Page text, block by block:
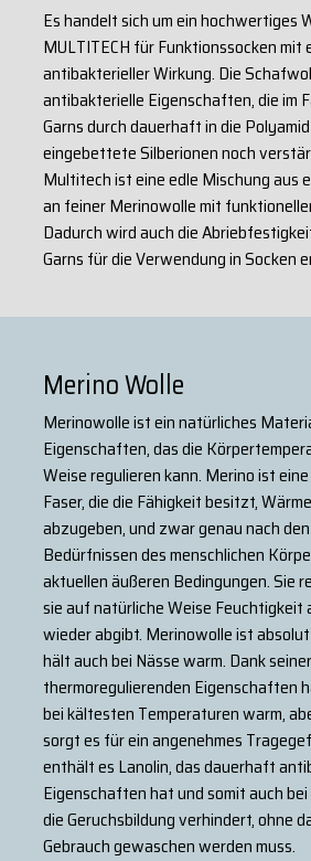
Es handelt sich um ein hochwertiges
MULTITECH für Funktionssocken mit
antibakterieller Wirkung. Die
antibakterielle Eigenschaften, die im
Garns durch dauerhaft in die
eingebettete Silberionen noch
Multitech ist eine edle Mischung aus
an feiner Merinowolle mit
Dadurch wird auch die
Garns für die Verwendung in Socken
Merino Wolle
Merinowolle ist ein natürliches
Eigenschaften, das die
Weise regulieren kann. Merino ist
Faser, die die Fähigkeit besitzt,
abzugeben, und zwar genau nach
Bedürfnissen des menschlichen
aktuellen äußeren Bedingungen. Sie
sie auf natürliche Weise Feuchtigkeit
wieder abgibt. Merinowolle ist
hält auch bei Nässe warm. Dank
thermoregulierenden Eigenschaften
bei kältesten Temperaturen warm,
sorgt es für ein angenehmes
enthält es Lanolin, das dauerhaft
Eigenschaften hat und somit auch
die Geruchsbildung verhindert, ohne
Gebrauch gewaschen werden muss.